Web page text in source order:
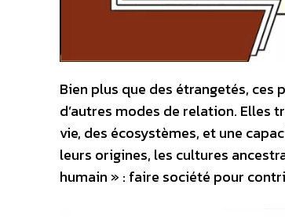
Bien plus que des étrangetés, ces
d’autres modes de relation. Elles
vie, des écosystèmes, et une
leurs origines, les cultures
humain » : faire société pour